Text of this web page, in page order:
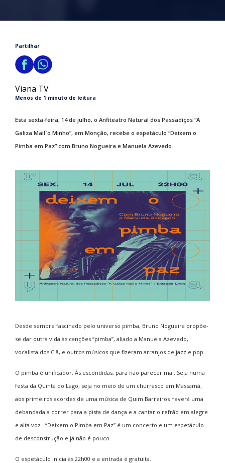
Partilhar
Viana TV
Menos de 1 minuto de leitura
Esta sexta-feira, 14 de julho, o Anfiteatro Natural dos Passadiços “A
Galiza Mail`o Minho”, em Monção, recebe o espetáculo “Deixem o
Pimba em Paz” com Bruno Nogueira e Manuela Azevedo.
Desde sempre fascinado pelo universo pimba, Bruno Nogueira propõe-
se dar outra vida às canções “pimba”, aliado a Manuela Azevedo,
vocalista dos Clã, e outros músicos que fizeram arranjos de jazz e pop.
O pimba é unificador. Às escondidas, para não parecer mal. Seja numa
festa da Quinta do Lago, seja no meio de um churrasco em Massamá,
aos primeiros acordes de uma música de Quim Barreiros haverá uma
debandada a correr para a pista de dança e a cantar o refrão em alegre
e alta voz. “Deixem o Pimba em Paz” é um concerto e um espetáculo
de desconstrução e já não é pouco.
O espetáculo inicia às 22h00 e a entrada é gratuita.